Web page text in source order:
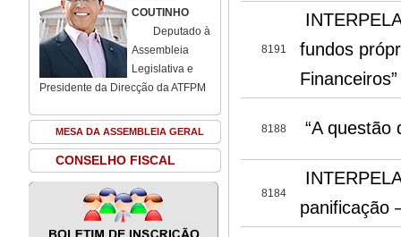
COUTINHO
Deputado à
Assembleia
Legislativa e
Presidente da Direcção da ATFPM
MESA DA ASSEMBLEIA GERAL
CONSELHO FISCAL
8191
fundos
Financeiros”
8188 “A questão
8184
panificação